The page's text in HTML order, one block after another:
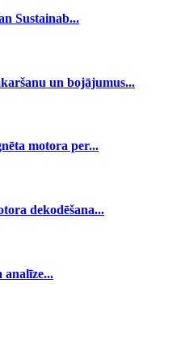
Sustainab...
un bojājumus...
motora per...
dekodēšana...
analīze...